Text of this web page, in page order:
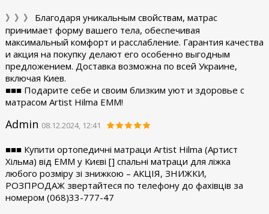
》》》 Благодаря уникальным свойствам, матрас
принимает форму вашего тела, обеспечивая
максимальный комфорт и расслабление. Гарантия качества
и акция на покупку делают его особенно выгодным
предложением. Доставка возможна по всей Украине,
включая Киев.
■■■ Подарите себе и своим близким уют и здоровье с
матрасом Artist Hilma EMM!
Admin 08.12.2024, 12:41
■■■ Купити ортопедичні матраци Artist Hilma (Артист
Хільма) від ЕММ у Києві [] спальні матраци для ліжка
любого розміру зі знижкою – АКЦІЯ, ЗНИЖКИ,
РОЗПРОДАЖ звертайтеся по телефону до фахівців за
номером (068)33-777-47